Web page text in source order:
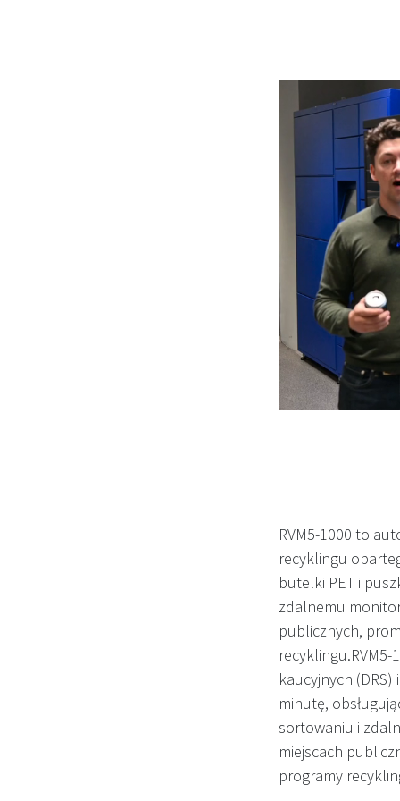
RVM5-1000 to
recyklingu
butelki PET i
zdalnemu
publicznych,
kaucyjnych
minutę,
sortowaniu i
miejscach
programy